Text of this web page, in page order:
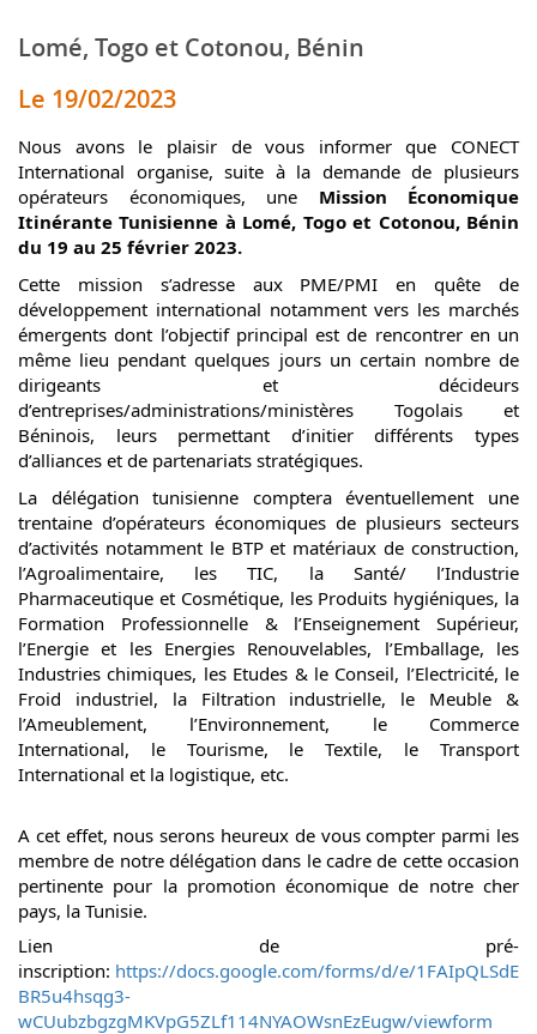
Lomé, Togo et Cotonou, Bénin
Le 19/02/2023
Nous avons le plaisir de vous informer que CONECT
International organise, suite à la demande de plusieurs
opérateurs économiques, une Mission Économique
Itinérante Tunisienne à Lomé, Togo et Cotonou, Bénin
du 19 au 25 février 2023.
Cette mission s’adresse aux PME/PMI en quête de
développement international notamment vers les marchés
émergents dont l’objectif principal est de rencontrer en un
même lieu pendant quelques jours un certain nombre de
dirigeants et décideurs
d’entreprises/administrations/ministères Togolais et
Béninois, leurs permettant d’initier différents types
d’alliances et de partenariats stratégiques.
La délégation tunisienne comptera éventuellement une
trentaine d’opérateurs économiques de plusieurs secteurs
d’activités notamment le BTP et matériaux de construction,
l’Agroalimentaire, les TIC, la Santé/ l’Industrie
Pharmaceutique et Cosmétique, les Produits hygiéniques, la
Formation Professionnelle & l’Enseignement Supérieur,
l’Energie et les Energies Renouvelables, l’Emballage, les
Industries chimiques, les Etudes & le Conseil, l’Electricité, le
Froid industriel, la Filtration industrielle, le Meuble &
l’Ameublement, l’Environnement, le Commerce
International, le Tourisme, le Textile, le Transport
International et la logistique, etc.
A cet effet, nous serons heureux de vous compter parmi les
membre de notre délégation dans le cadre de cette occasion
pertinente pour la promotion économique de notre cher
pays, la Tunisie.
Lien de pré-
inscription: https://docs.google.com/forms/d/e/1FAIpQLSdE
BR5u4hsqg3-
wCUubzbgzgMKVpG5ZLf114NYAOWsnEzEugw/viewform